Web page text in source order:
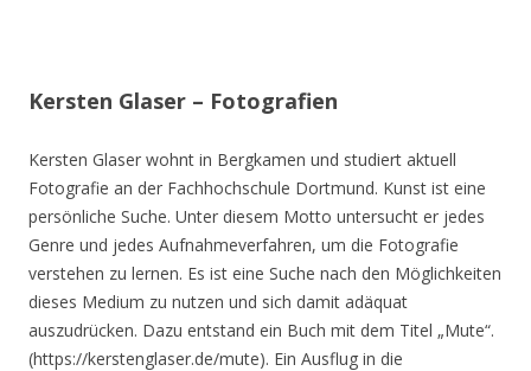
Kersten Glaser – Fotografien
Kersten Glaser wohnt in Bergkamen und studiert aktuell
Fotografie an der Fachhochschule Dortmund. Kunst ist eine
persönliche Suche. Unter diesem Motto untersucht er jedes
Genre und jedes Aufnahmeverfahren, um die Fotografie
verstehen zu lernen. Es ist eine Suche nach den Möglichkeiten
dieses Medium zu nutzen und sich damit adäquat
auszudrücken. Dazu entstand ein Buch mit dem Titel „Mute“.
(https://kerstenglaser.de/mute). Ein Ausflug in die